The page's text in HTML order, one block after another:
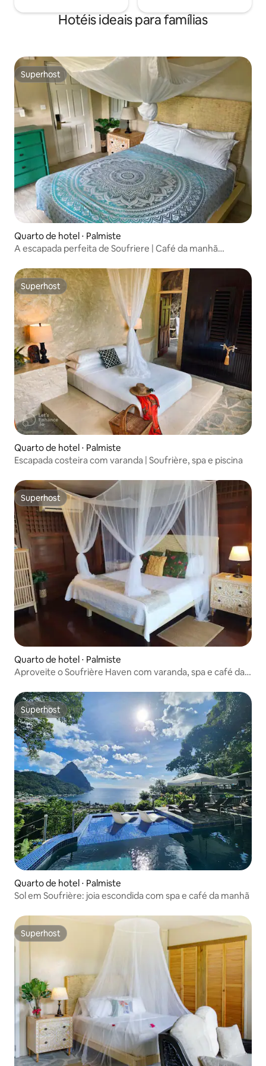
Hotéis ideais para famílias
Superhost
Superhost
Quarto de hotel ⋅ Palmiste
A escapada perfeita de Soufriere | Café da manhã
Superhost
Superhost
Quarto de hotel ⋅ Palmiste
Escapada costeira com varanda | Soufrière, spa e piscina
Superhost
Superhost
Quarto de hotel ⋅ Palmiste
Aproveite o Soufrière Haven com varanda, spa e café da
Superhost
Superhost
Quarto de hotel ⋅ Palmiste
Sol em Soufrière: joia escondida com spa e café da manhã
Superhost
Superhost